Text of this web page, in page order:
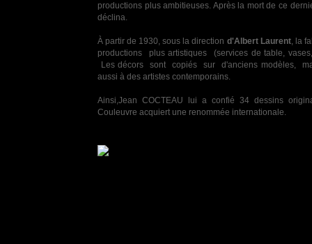
productions plus ambitieuses. Après la mort de ce
déclina.
À partir de 1930, sous la direction d'Albert Laurent, la
productions plus artistiques (services de table,
Les décors sont copiés sur d'anciens modèles,
aussi à des artistes contemporains.
Ainsi,Jean COCTEAU lui a confié 34 dessins
Couleuvre acquiert une renommée internationale.